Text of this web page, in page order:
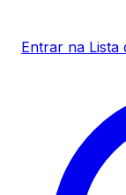
Entrar na Lista